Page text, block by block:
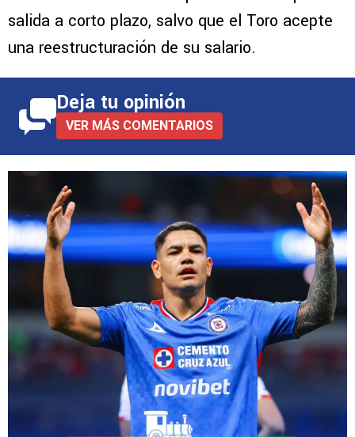
salida a corto plazo, salvo que el Toro acepte
una reestructuración de su salario.
Deja tu opinión
VER MÁS COMENTARIOS